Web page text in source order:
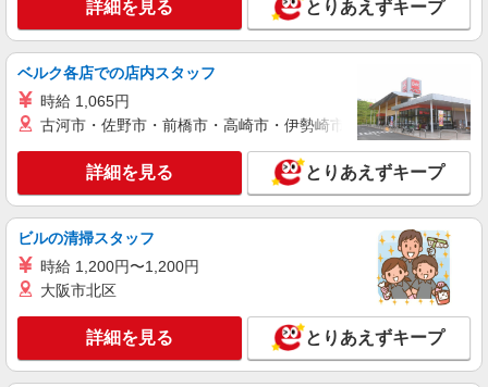
正社員
有限会社西和
日給11,060円（6.5h＋2h勤務） 月収例：
254,000円 （月20日勤務＋各種手当）
日本食品化工株式会社 水島工場内 （岡山県倉
敷市児島塩生2767-25）
キープ 詳細を見る
正社員
有限会社西和
食品製造工場での軽作業
日給8,200円 月収例：223,000円 （月24日勤務
＋各種手当）
詳細を見る とりあえずキープ
ベルク各店での店内スタッフ
時給 1,065円
古河市・佐野市・前橋市・高崎市・伊勢崎市・太田市・館林市
詳細を見る とりあえずキープ
ビルの清掃スタッフ
時給 1,200円〜1,200円
大阪市北区
詳細を見る とりあえずキープ